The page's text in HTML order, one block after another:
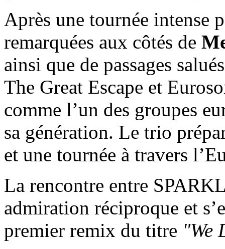
Après une tournée intense
remarquées aux côtés de
ainsi que de passages
The Great Escape et
comme l’un des groupes
sa génération. Le trio
et une tournée à travers
La rencontre entre
admiration réciproque et
premier remix du titre "We